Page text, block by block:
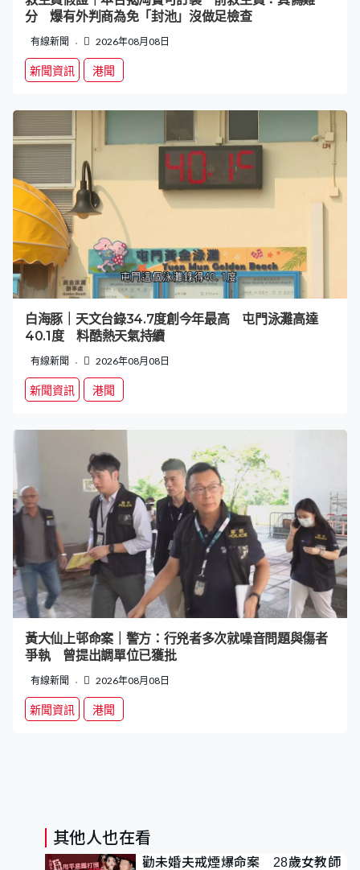
分 爆有外判商為免「封池」沒做足檢查
有線新聞 2026年08月08日
新聞資訊 港聞
白海豚｜天文台錄34.7度創今年最高 屯門泳灘高達
40.1度 料酷熱天氣持續
有線新聞 2026年08月08日
新聞資訊 港聞
黃大仙上邨命案｜警方：行兇者多次就噪音問題與傷者
爭執 曾提出調單位已獲批
有線新聞 2026年08月08日
新聞資訊 港聞
其他人也在看
勸未婚夫戒煙爆命案 28歲女教師